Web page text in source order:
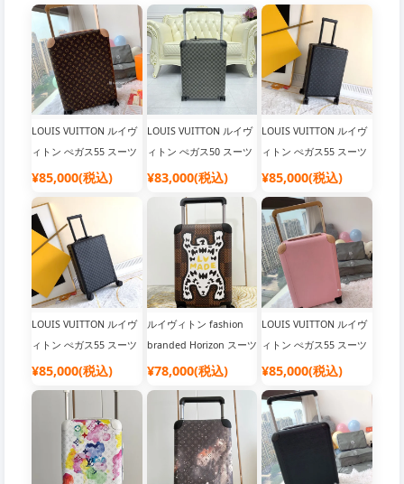
LOUIS VUITTON ルイヴ
ィトン ぺガス55 スーツ
ケース
¥85,000(税込)
LOUIS VUITTON ルイヴ
ィトン ぺガス50 スーツ
ケース
¥83,000(税込)
LOUIS VUITTON ルイヴ
ィトン ぺガス55 スーツ
ケース
¥85,000(税込)
LOUIS VUITTON ルイヴ
ィトン ぺガス55 スーツ
ケース
¥85,000(税込)
ルイヴィトン fashion
branded Horizon スーツ
ケース Monogram
¥78,000(税込)
LOUIS VUITTON ルイヴ
ィトン ぺガス55 スーツ
ケース
¥85,000(税込)